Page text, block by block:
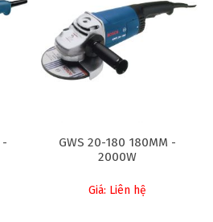
-
GWS 20-180 180MM -
2000W
Giá: Liên hệ